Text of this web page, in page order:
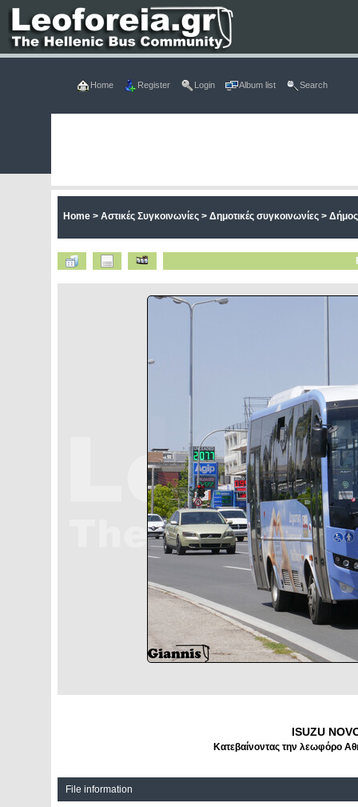
Home Register Login Album list Search
Home> Αστικές Συγκοινωνίες> Δημοτικές συγκοινωνίες> Δήμος
ISUZU
Κατεβαίνοντας την λεωφόρο
File information